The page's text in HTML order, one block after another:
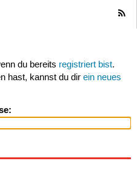
du bereits registriert bist.
hast, kannst du dir ein neues